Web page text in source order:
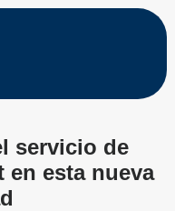
servicio de
en esta nueva